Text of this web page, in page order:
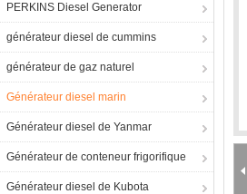
PERKINS Diesel Generator
générateur diesel de cummins
générateur de gaz naturel
Générateur diesel marin
Générateur diesel de Yanmar
Générateur de conteneur frigorifique
Générateur diesel de Kubota